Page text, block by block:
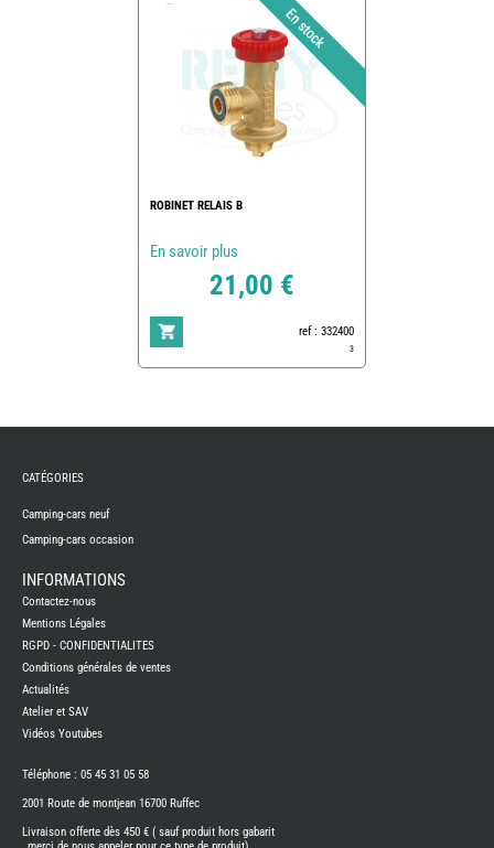
ROBINET RELAIS B
En savoir plus
21,00 €
ref : 332400
3
CAMPING-
NEUFS
CAMPING-
CAMPING-
BENIMAR
CAMPING-
CARADO
CAMPING-
ITINEO
CAMPING-
OCCASION
CATÉGORIES
Camping-cars neuf
Camping-cars occasion
INFORMATIONS
Contactez-nous
Mentions Légales
RGPD - CONFIDENTIALITES
Conditions générales de ventes
Actualités
Atelier et SAV
Vidéos Youtubes
Téléphone : 05 45 31 05 58
2001 Route de montjean 16700 Ruffec
Livraison offerte dès 450 € ( sauf produit hors gabarit